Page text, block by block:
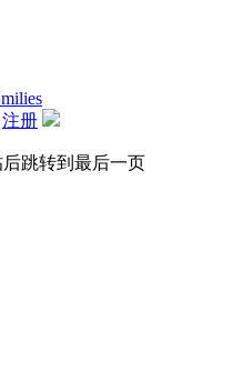
注册
后跳转到最后一页